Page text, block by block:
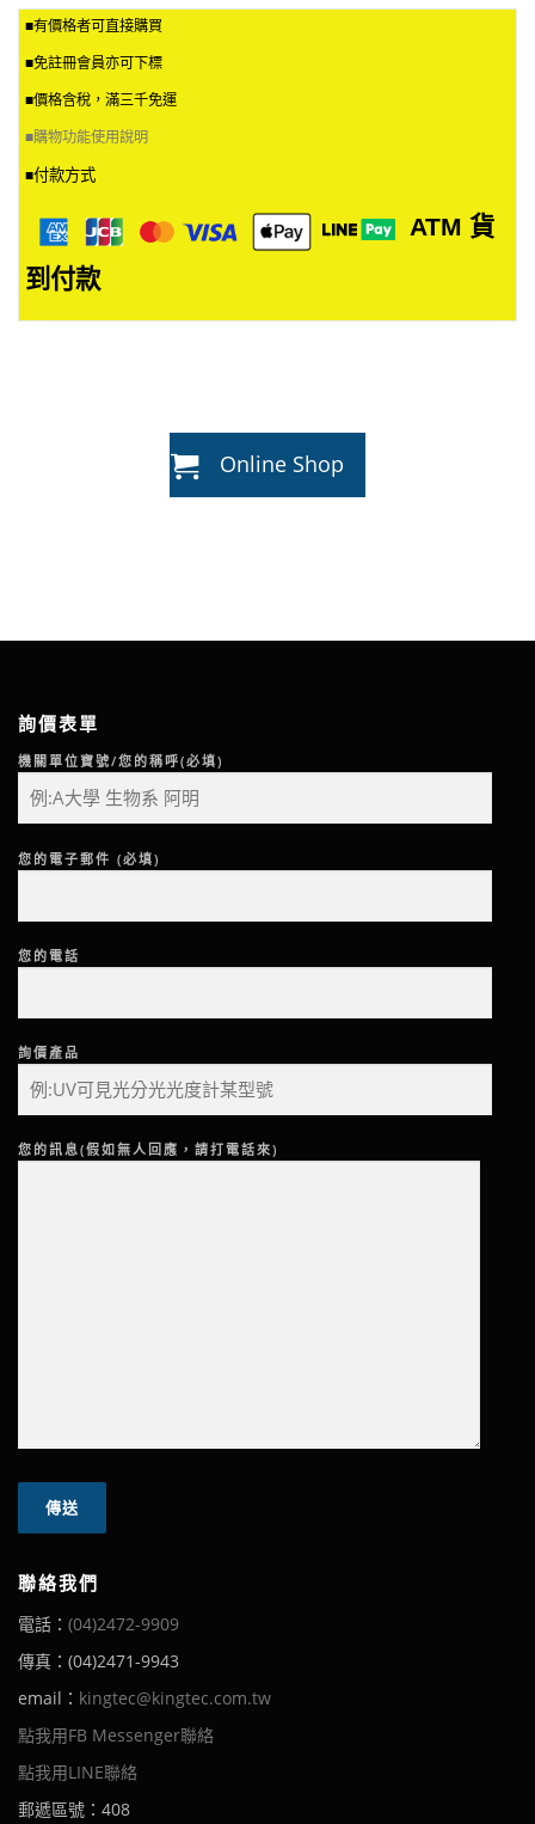
■有價格者可直接購買
■免註冊會員亦可下標
■價格含稅，滿三千免運
■購物功能使用說明
■付款方式
ATM 貨
到付款
Online Shop
詢價表單
機關單位寶號/您的稱呼(必填)
您的電子郵件 (必填)
您的電話
詢價產品
您的訊息(假如無人回應，請打電話來)
聯絡我們
電話： (04)2472-9909
傳真：(04)2471-9943
email： kingtec@kingtec.com.tw
點我用FB Messenger聯絡
點我用LINE聯絡
郵遞區號：408